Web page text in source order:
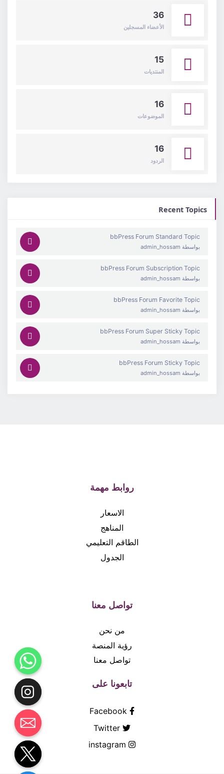
36
الأعضاء المسجلين
15
المنتديات
16
الموضوعات
16
الردود
Recent Topics
bbPress Forum Standard Topic
بواسطة admin_hossam
bbPress Forum Subscription Topic
بواسطة admin_hossam
bbPress Forum Favorite Topic
بواسطة admin_hossam
bbPress Forum Super Sticky Topic
بواسطة admin_hossam
bbPress Forum Sticky Topic
بواسطة admin_hossam
روابط مهمة
الاسعار
المناهج
الطاقم التعليمي
الجدول
تواصل معنا
من نحن
رؤية المنصة
تواصل معنا
تابعونا على